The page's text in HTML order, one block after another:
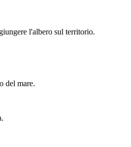
l'albero sul territorio.
del mare.